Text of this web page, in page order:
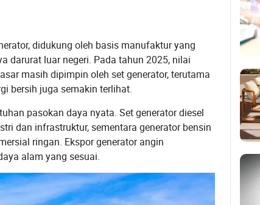
didukung oleh basis manufaktur yang
darurat luar negeri. Pada tahun 2025, nilai
masih dipimpin oleh set generator, terutama
bersih juga semakin terlihat.
pasokan daya nyata. Set generator diesel
dan infrastruktur, sementara generator bensin
ringan. Ekspor generator angin
alam yang sesuai.